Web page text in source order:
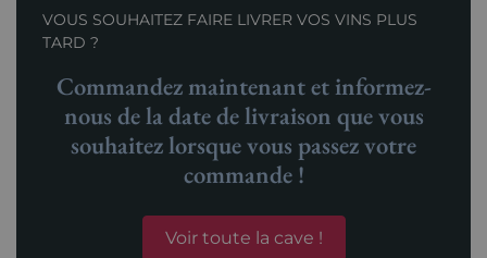
VOUS SOUHAITEZ FAIRE LIVRER VOS VINS PLUS
TARD ?
Commandez maintenant et informez-
nous de la date de livraison que vous
souhaitez lorsque vous passez votre
commande !
Voir toute la cave !